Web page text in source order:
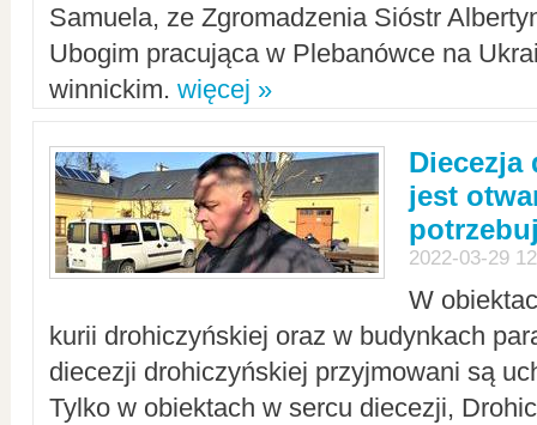
Samuela, ze Zgromadzenia Sióstr
Ubogim pracująca w Plebanówce na
winnickim. więcej »
Diecezja
jest
2022-03-29
W
kurii drohiczyńskiej oraz w budynkach
diecezji drohiczyńskiej przyjmowani są
Tylko w obiektach w sercu diecezji,